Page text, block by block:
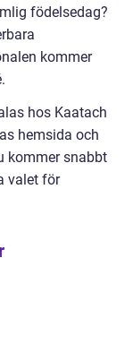
födelsedag?
kommer
hos Kaatach
hemsida och
kommer snabbt
valet för